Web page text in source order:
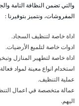
والتي تضمن النظافة التامة
المفروشات، ونتميز بتوفيرنا :
اداة خاصة لتنظيف السجاد.
ادوات خاصة لتلميع الأرضيات.
اداة خاصة لتطهير المنازل
استخدام انواع معينة لمواد
عملية التنظيف.
عمالة متخصصة في اعمال
اليهم.